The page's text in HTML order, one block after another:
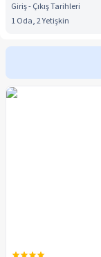
Giriş - Çıkış Tarihleri
1 Oda, 2 Yetişkin